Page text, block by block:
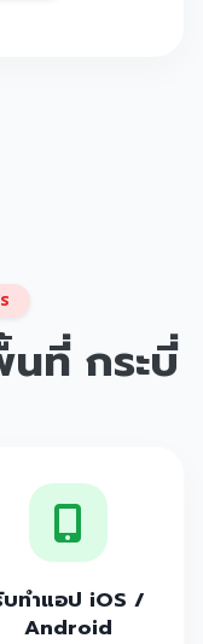
นที่ กระบี่
บทำแอป iOS /
Android